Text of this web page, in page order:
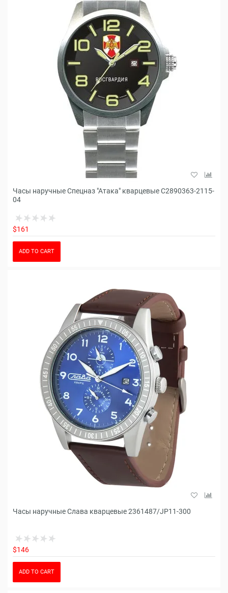
Часы наручные Спецназ "Атака" кварцевые С2890363-2115-
04
$161
ADD TO CART
Часы наручные Слава кварцевые 2361487/JP11-300
$146
ADD TO CART